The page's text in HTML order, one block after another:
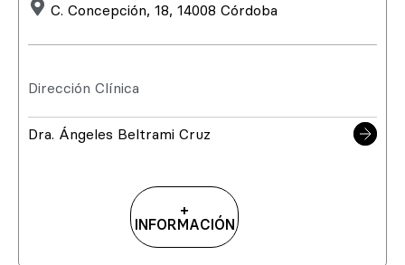
C. Concepción, 18, 14008 Córdoba
Dirección Clínica
Dra. Ángeles Beltrami Cruz
+
INFORMACIÓN